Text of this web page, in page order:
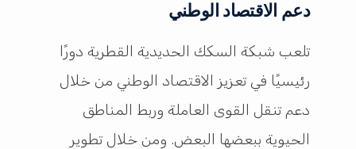
دعم الاقتصاد الوطني
تلعب شبكة السكك الحديدية القطرية دورًا
رئيسيًا في تعزيز الاقتصاد الوطني من خلال
دعم تنقل القوى العاملة وربط المناطق
الحيوية ببعضها البعض. ومن خلال تطوير